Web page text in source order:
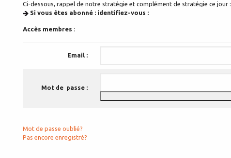
Ci-dessous, rappel de notre stratégie et complément de stratégie ce jour :
Si vous êtes abonné : identifiez-vous :
Accès membres :
Email :
Mot de passe :
Mot de passe oublié?
Pas encore enregistré?